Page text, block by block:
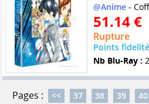
@Anime-
51.14 €
Rupture
Points
Nb Blu-Ray :
Pages : << 37 38 39 40